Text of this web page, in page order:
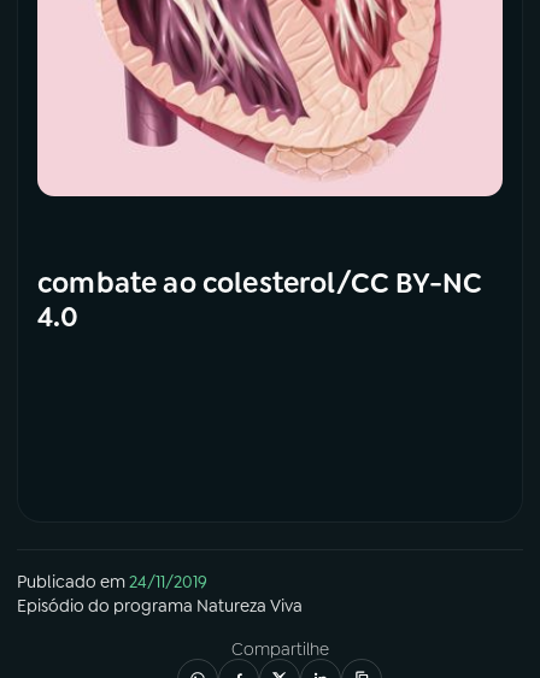
combate ao colesterol/CC BY-NC
4.0
Publicado em24/11/2019
Episódio do programa Natureza Viva
Compartilhe